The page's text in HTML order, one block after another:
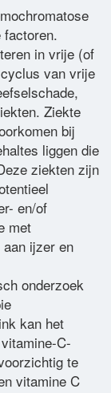
factoren.
in vrije (of
van vrije
Ziekte
bij
liggen die
ziekten zijn
en/of
met
ijzer en
onderzoek
kan het
C-
te
vitamine C